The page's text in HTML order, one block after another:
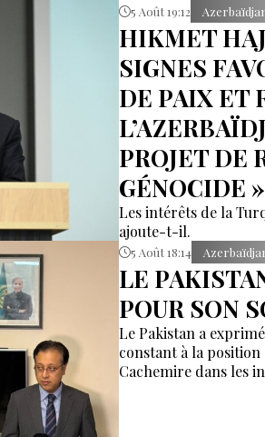
5 Août 19:12
HIKMET
SIGNES
DE PAIX ET
PROJET DE
GÉNOCIDE »
Les intérêts de la
ajoute-t-il.
5 Août 18:14
LE
POUR SON
Le Pakistan a
constant à la
Cachemire dans les